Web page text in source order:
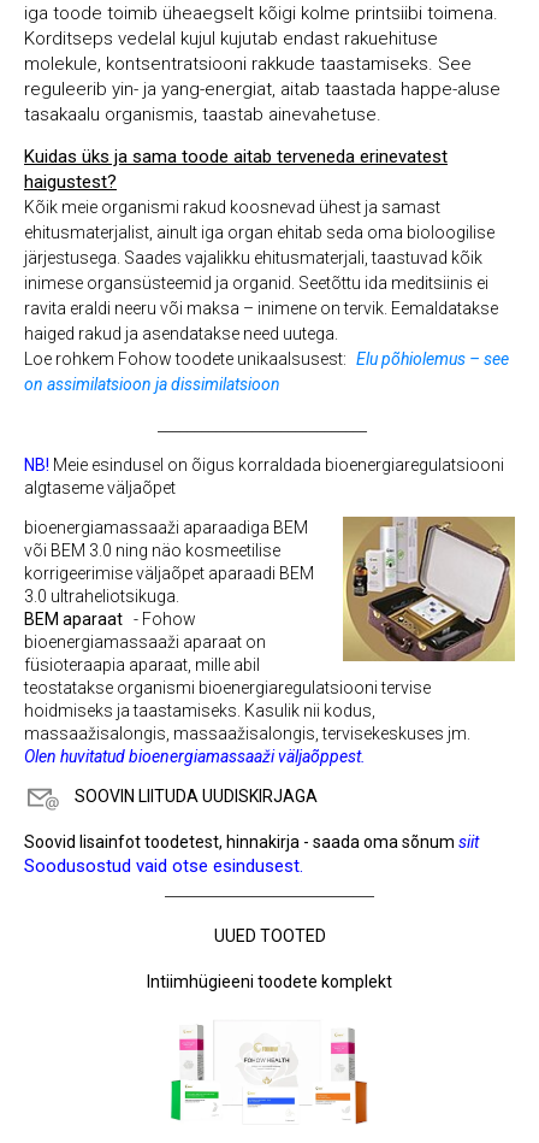
iga toode toimib üheaegselt kõigi kolme printsiibi toimena.
Korditseps vedelal kujul kujutab endast rakuehituse
molekule, kontsentratsiooni rakkude taastamiseks. See
reguleerib yin- ja yang-energiat, aitab taastada happe-aluse
tasakaalu organismis, taastab ainevahetuse.
Kuidas üks ja sama toode aitab terveneda erinevatest
haigustest?
Kõik meie organismi rakud koosnevad ühest ja samast
ehitusmaterjalist, ainult iga organ ehitab seda oma bioloogilise
järjestusega. Saades vajalikku ehitusmaterjali, taastuvad kõik
inimese organsüsteemid ja organid. Seetõttu ida meditsiinis ei
ravita eraldi neeru või maksa – inimene on tervik. Eemaldatakse
haiged rakud ja asendatakse need uutega.
Loe rohkem Fohow toodete unikaalsusest: Elu põhiolemus – see
on assimilatsioon ja dissimilatsioon
NB! Meie esindusel on õigus korraldada bioenergiaregulatsiooni
algtaseme väljaõpet
bioenergiamassaaži aparaadiga BEM
või BEM 3.0 ning näo kosmeetilise
korrigeerimise väljaõpet aparaadi BEM
3.0 ultraheliotsikuga.
BEM aparaat - Fohow
bioenergiamassaaži aparaat on
füsioteraapia aparaat, mille abil
teostatakse organismi bioenergiaregulatsiooni tervise
hoidmiseks ja taastamiseks. Kasulik nii kodus,
massaažisalongis, massaažisalongis, tervisekeskuses jm.
Olen huvitatud bioenergiamassaaži väljaõppest.
SOOVIN LIITUDA UUDISKIRJAGA
Soovid lisainfot toodetest, hinnakirja - saada oma sõnum siit
Soodusostud vaid otse esindusest.
UUED TOOTED
Intiimhügieeni toodete komplekt